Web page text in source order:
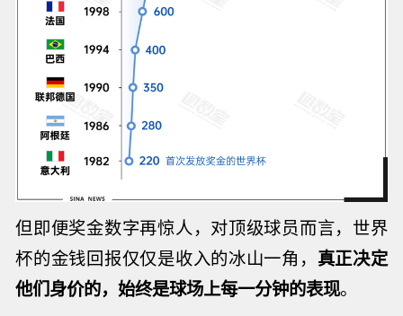
但即便奖金数字再惊人，对顶级球员而言，世界
杯的金钱回报仅仅是收入的冰山一角， 真正决定
他们身价的，始终是球场上每一分钟的表现。